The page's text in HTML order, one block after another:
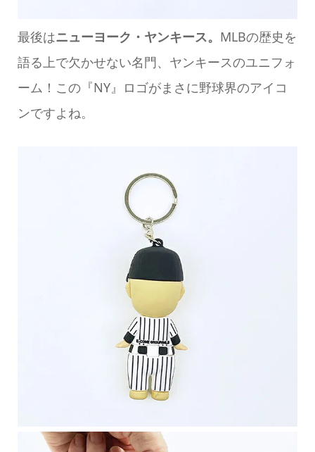
最後はニューヨーク・ヤンキース。 MLBの歴史を
語る上で欠かせない名門、ヤンキースのユニフォ
ーム！この『NY』ロゴがまさに野球界のアイコ
ンですよね。